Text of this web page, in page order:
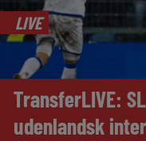
LIVE
TransferLIVE:
udenlandsk